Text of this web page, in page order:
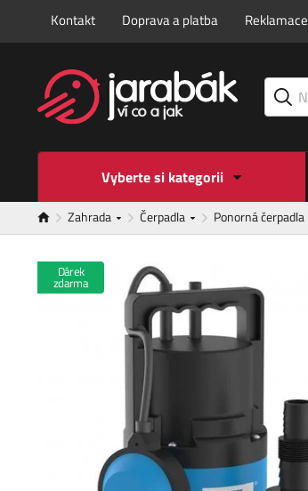
Kontakt Doprava a platba Reklamace
Vyberte si kategorii
Zahrada Čerpadla Ponorná čerpadla
Dárek
zdarma